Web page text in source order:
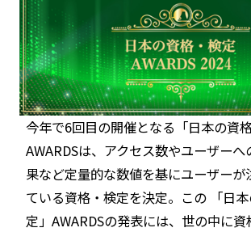
今年で6回目の開催となる「日本の資格
AWARDSは、アクセス数やユーザーへ
果など定量的な数値を基にユーザーが
ている資格・検定を決定。この 「日
定」AWARDSの発表には、世の中に